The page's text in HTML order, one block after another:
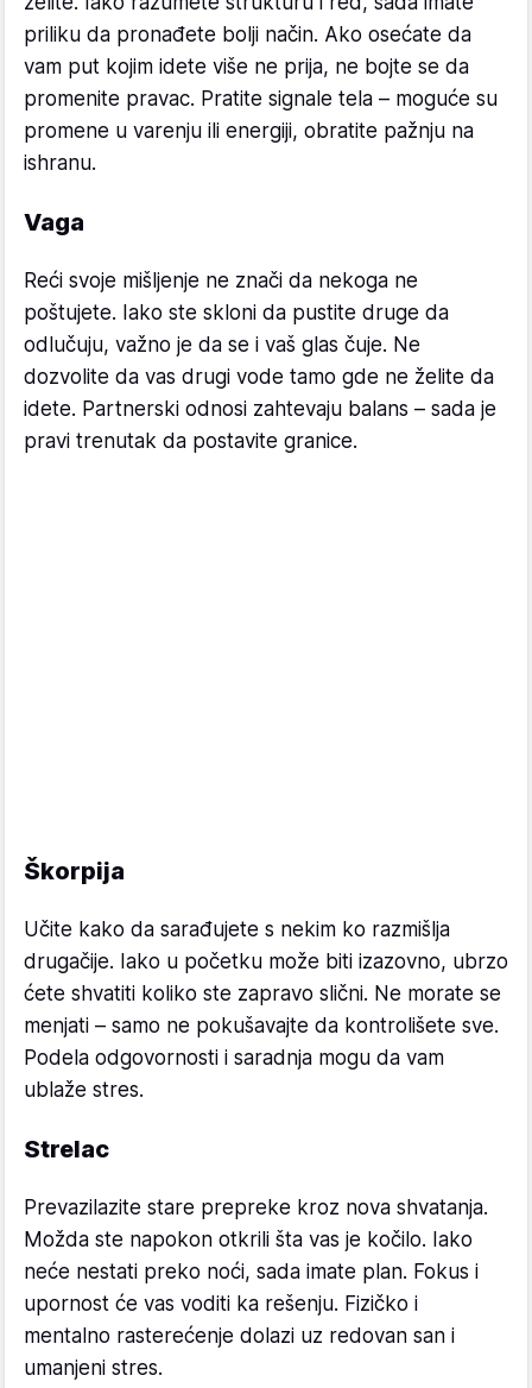
priliku da pronađete bolji način. Ako osećate da
vam put kojim idete više ne prija, ne bojte se da
promenite pravac. Pratite signale tela – moguće su
promene u varenju ili energiji, obratite pažnju na
ishranu.
Vaga
Reći svoje mišljenje ne znači da nekoga ne
poštujete. Iako ste skloni da pustite druge da
odlučuju, važno je da se i vaš glas čuje. Ne
dozvolite da vas drugi vode tamo gde ne želite da
idete. Partnerski odnosi zahtevaju balans – sada je
pravi trenutak da postavite granice.
Škorpija
Učite kako da sarađujete s nekim ko razmišlja
drugačije. Iako u početku može biti izazovno, ubrzo
ćete shvatiti koliko ste zapravo slični. Ne morate se
menjati – samo ne pokušavajte da kontrolišete sve.
Podela odgovornosti i saradnja mogu da vam
ublaže stres.
Strelac
Prevazilazite stare prepreke kroz nova shvatanja.
Možda ste napokon otkrili šta vas je kočilo. Iako
neće nestati preko noći, sada imate plan. Fokus i
upornost će vas voditi ka rešenju. Fizičko i
mentalno rasterećenje dolazi uz redovan san i
umanjeni stres.